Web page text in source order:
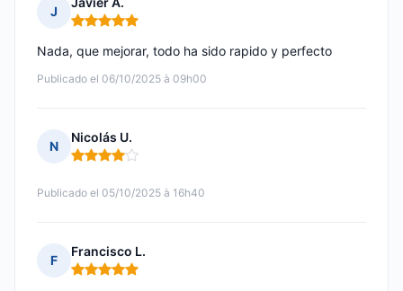
J
Nota: 5 de 5
Publicado el 06/10/2025 à 09h00
Nada, que mejorar, todo ha sido rapido y perfecto
N
Nicolás U.
Nota: 4 de 5
Publicado el 05/10/2025 à 16h40
F
Francisco L.
Nota: 5 de 5